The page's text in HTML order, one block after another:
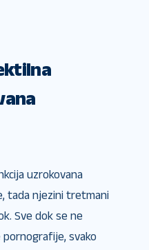
uzrokovana
tada njezini tretmani
Sve dok se ne
svako